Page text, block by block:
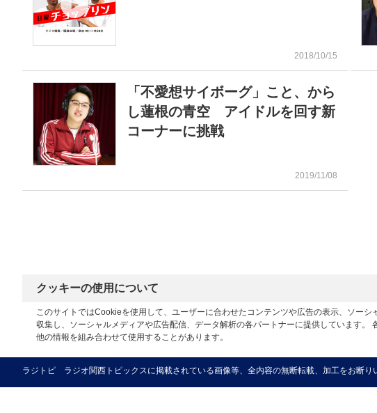
2018/10/15
「不愛想サイボーグ」こと、から
し蓮根の青空 アイドルを回す新
コーナーに挑戦
2019/11/08
クッキーの使用について
このサイトではCookieを使用して、ユーザーに合わせたコンテンツや広告の表示、ソー
収集し、ソーシャルメディアや広告配信、データ解析の各パートナーに提供しています
他の情報を組み合わせて使用することがあります。
ラジトピ ラジオ関西トピックスに掲載されている画像等、全内容の無断転載、加工をお断り